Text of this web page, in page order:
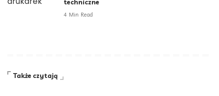
techniczne
4 Min Read
Także czytają